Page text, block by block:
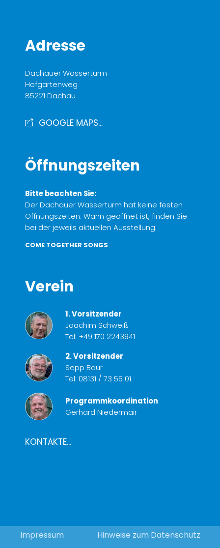
Adresse
Dachauer Wasserturm
Hofgartenweg
85221 Dachau
GOOGLE MAPS...
Öffnungszeiten
Bitte beachten Sie:
Der Dachauer Wasserturm hat keine festen
Öffnungszeiten. Wann geöffnet ist, finden Sie
bei der jeweils aktuellen Ausstellung.
COME TOGETHER SONGS
Verein
1. Vorsitzender
Joachim Schweiß
Tel: +49 170 2243941
2. Vorsitzender
Sepp Baur
Tel: 08131 / 73 55 01
Programmkoordination
Gerhard Niedermair
KONTAKTE...
Impressum
Hinweise zum Datenschutz